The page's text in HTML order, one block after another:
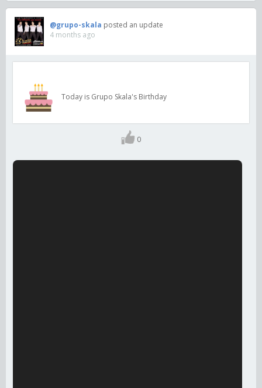
@grupo-skala posted an update
4 months ago
Today is Grupo Skala's Birthday
0